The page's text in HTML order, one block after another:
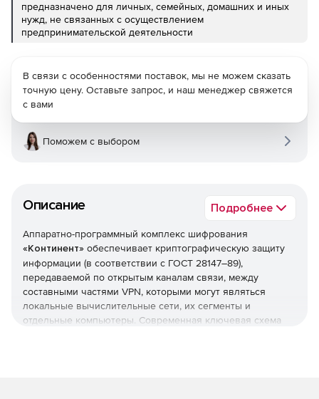
предназначено для личных, семейных, домашних и иных
нужд, не связанных с осуществлением
предпринимательской деятельности
Описание Подробнее
Аппаратно-программный комплекс шифрования
«Континент» обеспечивает криптографическую защиту
информации (в соответствии с ГОСТ 28147–89),
передаваемой по открытым каналам связи, между
составными частями VPN, которыми могут являться
локальные вычислительные сети, их сегменты и
отдельные компьютеры. Современная ключевая схема
В связи с особенностями поставок, мы не можем сказать
точную цену. Оставьте запрос, и наш менеджер свяжется
с вами
Поможем с выбором